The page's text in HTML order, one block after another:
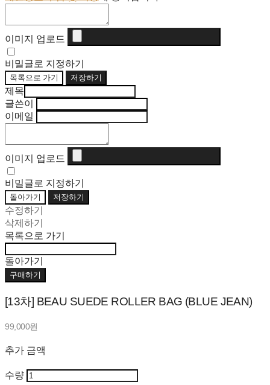
이미지 업로드
비밀글로 지정하기
목록으로 가기 저장하기
제목
글쓴이
이메일
이미지 업로드
비밀글로 지정하기
돌아가기 저장하기
수정하기
삭제하기
목록으로 가기
돌아가기
구매하기
[13차] BEAU SUEDE ROLLER BAG (BLUE JEAN)
99,000원
추가 금액
수량